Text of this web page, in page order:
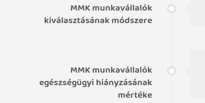
MMK munkavállalók
kiválasztásának módszere
MMK munkavállalók
egészségügyi hiányzásának
mértéke